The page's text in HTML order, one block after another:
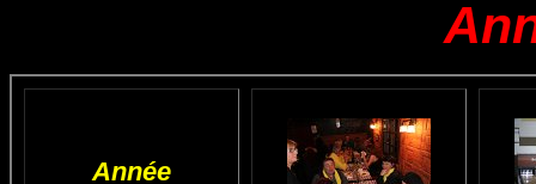
Année